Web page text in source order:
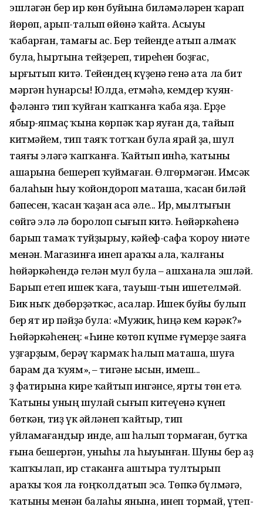
эшләгән бер ир көн буйына биләмәләрен ҡарап
йөрөп, арып-талып өйөнә ҡайта. Асыуы
ҡабарған, тамағы ас. Бер тейенде атып алмаҡ
була, һыртына тейҙереп, тиреһен боҙғас,
ырғытып китә. Тейендең күҙенә генә ата ла бит
мәргән һунарсы! Юлда, етмәһә, кемдер ҡуян-
фәләнгә тип ҡуйған ҡапҡанға ҡаба яҙа. Ерҙе
ябыр-япмаҫ ҡына көрпәк ҡар яуған да, тайып
китмәйем, тип таяҡ тотҡан була ярай ҙа, шул
таяғы эләгә ҡапҡанға. Ҡайтып инһә, ҡатыны
ашарына бешереп ҡуймаған. Өлгөрмәгән. Имсәк
балаһын һыу ҡойондороп маташа, ҡасан биләй
бәпесен, ҡасан ҡаҙан аса әле... Ир, мылтығын
сөйгә элә лә боролоп сығып китә. Һөйәркәһенә
барып тамаҡ туйҙырыу, кәйеф-сафа ҡороу ниәте
менән. Магазинға инеп араҡы ала, ҡалғаны
һөйәркәһендә гелән мул була – ашханала эшләй.
Барып етеп ишек ҡаға, тауыш-тын ишетелмәй.
Бик ныҡ дөбөрҙәткәс, асалар. Ишек буйы булып
бер ят ир пәйҙә була: «Мужик, һиңә кем кәрәк?»
Һөйәркәһенең: «Һине көтөп күпме ғүмерҙе заяға
уҙғарҙым, берәү ҡармаҡ һалып маташа, шуға
барам да ҡуям», – тигәне ысын, имеш...
Үҙ фатирына кире ҡайтып ингәнсе, ярты төн етә.
Ҡатыны уның шулай сығып китеүенә күнеп
бөткән, тиҙ үк әйләнеп ҡайтыр, тип
уйламағандыр инде, аш һалып тормаған, бутҡа
ғына бешергән, уныһы ла һыуынған. Шуны бер аҙ
ҡапҡылап, ир стаканға аштыра тултырып
араҡы ҡоя ла ғоңҡолдатып эсә. Төпкә бүлмәгә,
ҡатыны менән балаһы янына, инеп тормай, үтеп-